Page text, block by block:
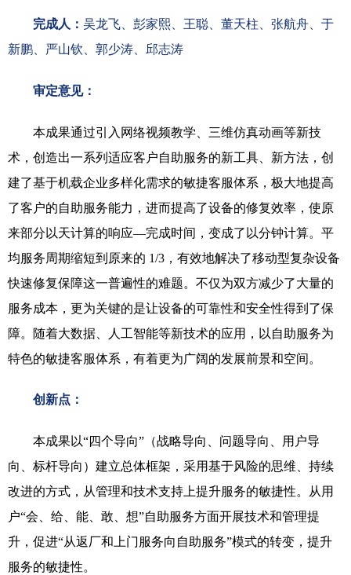
完成人： 吴龙飞 彭家熙 王聪 董天柱 张航舟
于
新鹏
严山钦 郭少涛 邱志涛
审定意见：
本成果通过引入网络视频教学、三维仿真动画等新技
术，创造出一系列适应客户自助服务的新工具、新方法，创
建了基于机载企业多样化需求的敏捷客服体系，极大地提高
了客户的自助服务能力，进而提高了设备的修复效率，使原
来部分以天计算的响应—完成时间，变成了以分钟计算。平
均服务周期缩短到原来的 1/3，有效地解决了移动型复杂设备
快速修复保障这一普遍性的难题。不仅为双方减少了大量的
服务成本，更为关键的是让设备的可靠性和安全性得到了保
障。随着大数据、人工智能等新技术的应用，以自助服务为
特色的敏捷客服体系，有着更为广阔的发展前景和空间。
创新点：
本成果以“四个导向”（战略导向、问题导向、用户导
向、标杆导向）建立总体框架，采用基于风险的思维、持续
改进的方式，从管理和技术支持上提升服务的敏捷性。从用
户“会、给、能、敢、想”自助服务方面开展技术和管理提
升，促进“从返厂和上门服务向自助服务”模式的转变，提升
服务的敏捷性。